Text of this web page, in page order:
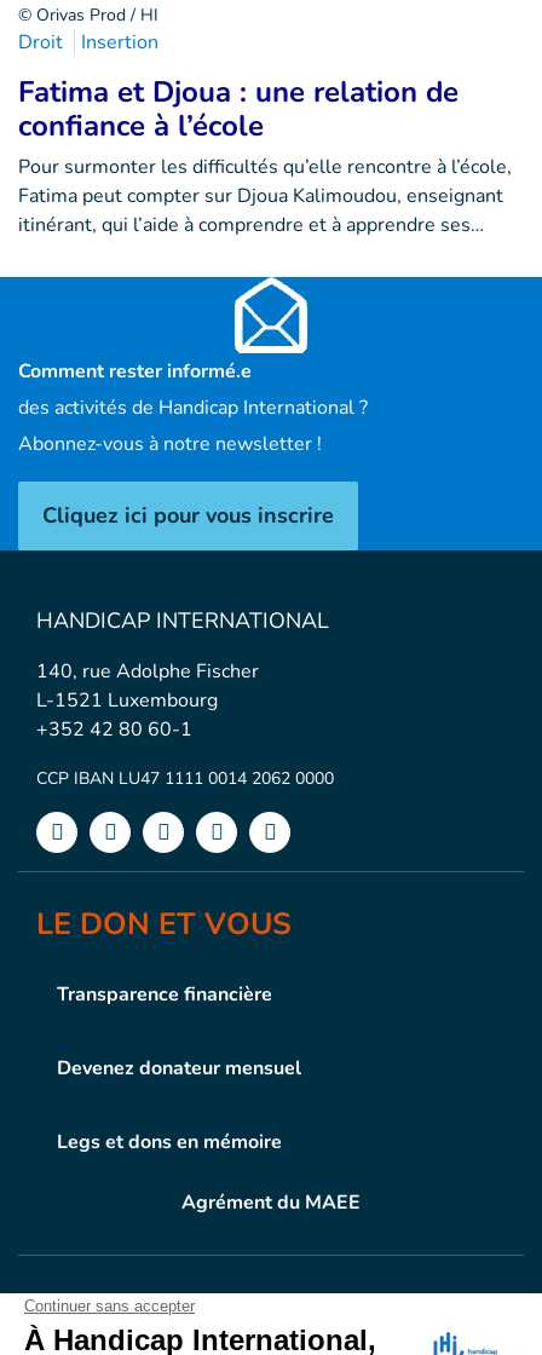
© Orivas Prod / HI
Droit Insertion
Fatima et Djoua : une relation de
confiance à l’école
Pour surmonter les difficultés qu’elle rencontre à l’école,
Fatima peut compter sur Djoua Kalimoudou, enseignant
itinérant, qui l’aide à comprendre et à apprendre ses…
Comment rester informé.e
des activités de Handicap International ?
Abonnez-vous à notre newsletter !
Cliquez ici pour vous inscrire
HANDICAP INTERNATIONAL
140, rue Adolphe Fischer
L-1521 Luxembourg
+352 42 80 60-1
CCP IBAN LU47 1111 0014 2062 0000
LE DON ET VOUS
Transparence financière
Devenez donateur mensuel
Legs et dons en mémoire
Agrément du MAEE
VOTRE DONEN ACTION